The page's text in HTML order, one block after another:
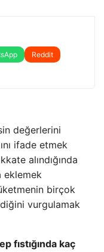
Reddit
değerlerini
ifade etmek
alındığında
eklemek
birçok
vurgulamak
fıstığında kaç